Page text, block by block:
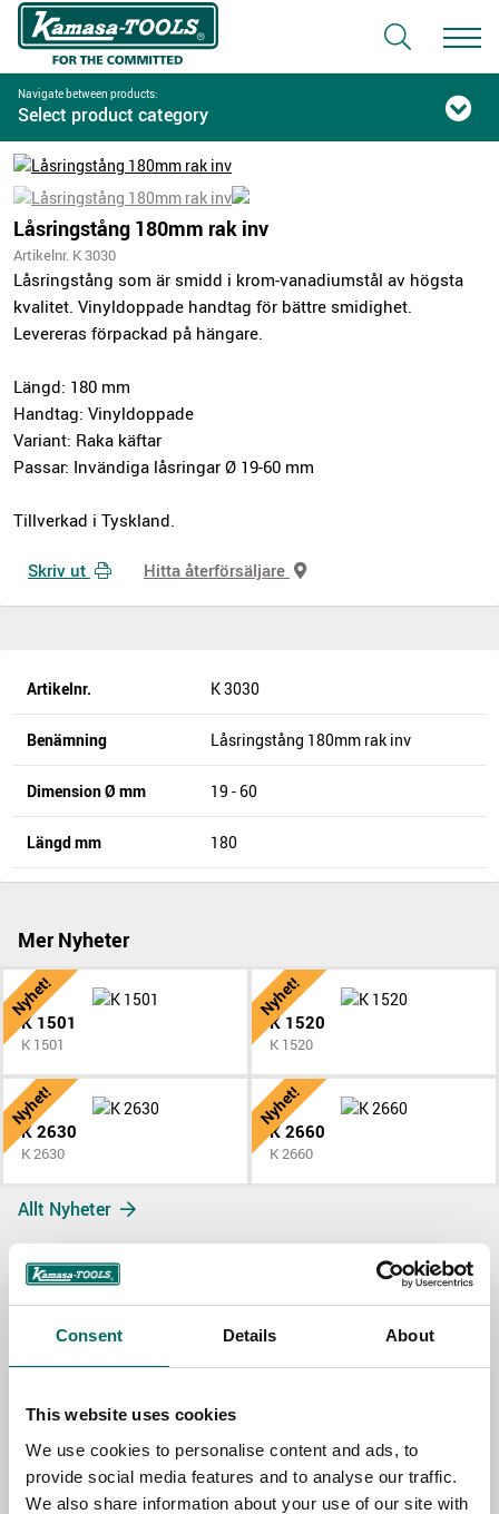
Consent Details About
This website uses cookies
We use cookies to personalise content and ads, to
provide social media features and to analyse our traffic.
We also share information about your use of our site with
Navigate between products:
Select product category
Låsringstång 180mm rak inv
Artikelnr. K 3030
Låsringstång som är smidd i krom-vanadiumstål av högsta
kvalitet. Vinyldoppade handtag för bättre smidighet.
Levereras förpackad på hängare.
Längd: 180 mm
Handtag: Vinyldoppade
Variant: Raka käftar
Passar: Invändiga låsringar Ø 19-60 mm
Tillverkad i Tyskland.
Skriv ut Hitta återförsäljare
Artikelnr. K 3030
Benämning Låsringstång 180mm rak inv
Dimension Ø mm 19 - 60
Längd mm 180
Mer Nyheter
Nyhet!
K 1501
K 1501
Nyhet!
K 1520
K 1520
Nyhet!
K 2630
K 2630
Nyhet!
K 2660
K 2660
Allt Nyheter
Contact us
NAME